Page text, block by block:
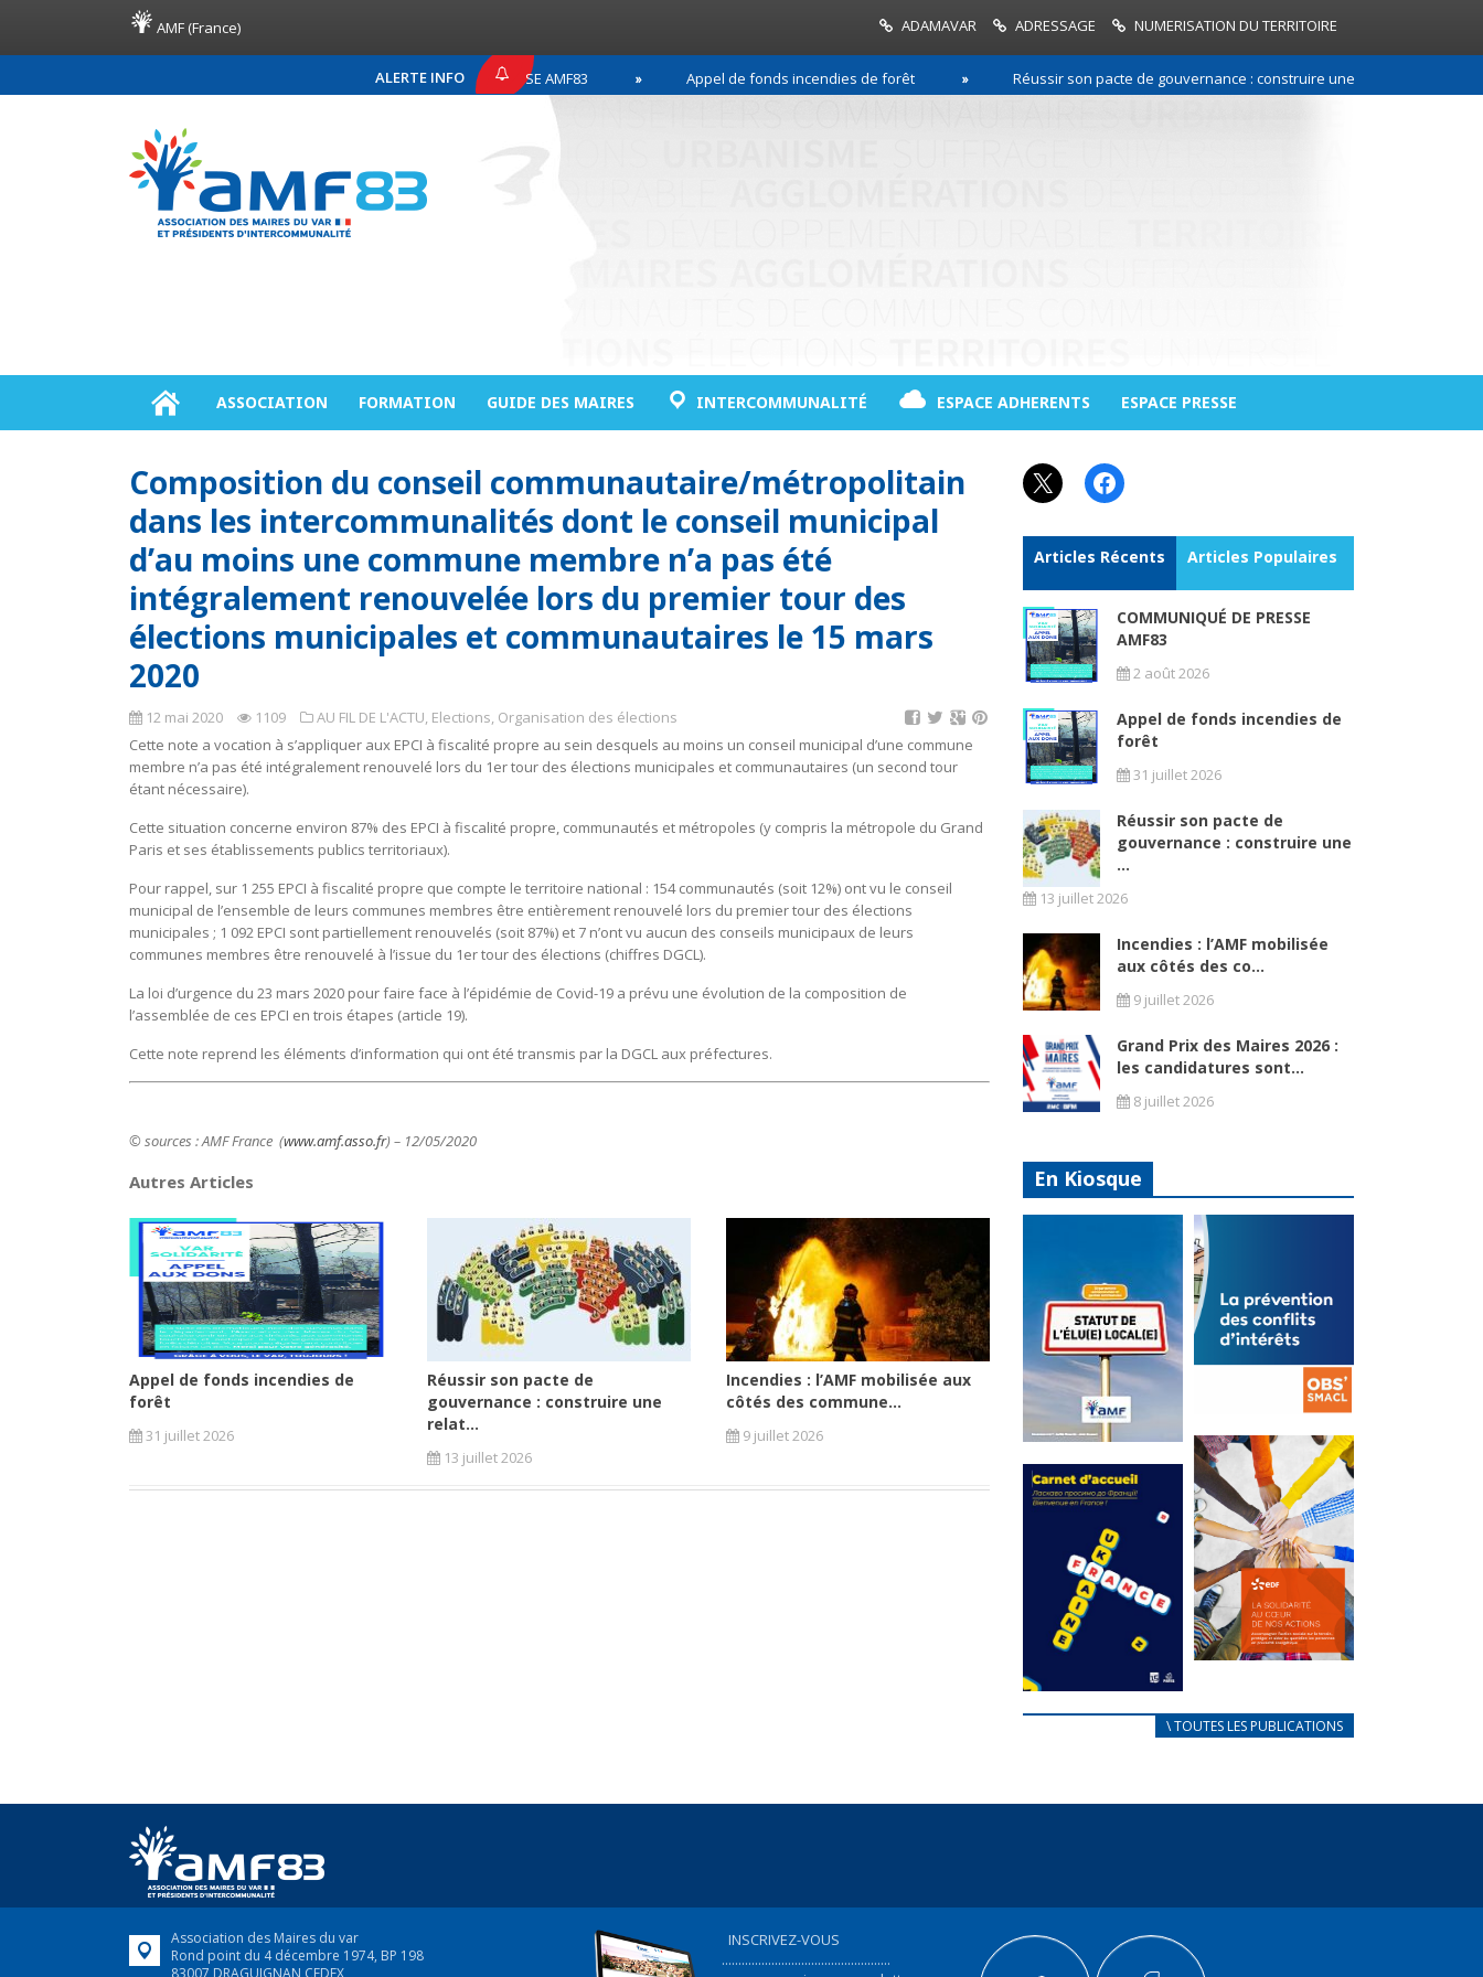
AMF (France) ADAMAVAR ADRESSAGE NUMERISATION DU TERRITOIRE
ALERTE INFO
COMMUNIQUÉ DE PRESSE AMF83 Appel de fonds incendies de forêt Réussir son pacte de gouvernance : construire une relation de
ASSOCIATION FORMATION GUIDE DES MAIRES INTERCOMMUNALITÉ ESPACE ADHERENTS ESPACE PRESSE
Composition du conseil communautaire/métropolitain
dans les intercommunalités dont le conseil municipal
d’au moins une commune membre n’a pas été
intégralement renouvelée lors du premier tour des
élections municipales et communautaires le 15 mars
2020
12 mai 2020 1109 AU FIL DE L'ACTU, Elections, Organisation des élections
Cette note a vocation à s’appliquer aux EPCI à fiscalité propre au sein desquels au moins un conseil municipal d’une commune
membre n’a pas été intégralement renouvelé lors du 1er tour des élections municipales et communautaires (un second tour
étant nécessaire).
Cette situation concerne environ 87% des EPCI à fiscalité propre, communautés et métropoles (y compris la métropole du Grand
Paris et ses établissements publics territoriaux).
Pour rappel, sur 1 255 EPCI à fiscalité propre que compte le territoire national : 154 communautés (soit 12%) ont vu le conseil
municipal de l’ensemble de leurs communes membres être entièrement renouvelé lors du premier tour des élections
municipales ; 1 092 EPCI sont partiellement renouvelés (soit 87%) et 7 n’ont vu aucun des conseils municipaux de leurs
communes membres être renouvelé à l’issue du 1er tour des élections (chiffres DGCL).
La loi d’urgence du 23 mars 2020 pour faire face à l’épidémie de Covid-19 a prévu une évolution de la composition de
l’assemblée de ces EPCI en trois étapes (article 19).
Cette note reprend les éléments d’information qui ont été transmis par la DGCL aux préfectures.
© sources : AMF France (www.amf.asso.fr) – 12/05/2020
Autres Articles
Appel de fonds incendies de
forêt
31 juillet 2026
Réussir son pacte de
gouvernance : construire une
relat...
13 juillet 2026
Incendies : l’AMF mobilisée aux
côtés des commune...
9 juillet 2026
X Facebook
Articles Récents Articles Populaires
COMMUNIQUÉ DE PRESSE
AMF83
2 août 2026
Appel de fonds incendies de
forêt
31 juillet 2026
Réussir son pacte de
gouvernance : construire une
...
13 juillet 2026
Incendies : l’AMF mobilisée
aux côtés des co...
9 juillet 2026
Grand Prix des Maires 2026 :
les candidatures sont...
8 juillet 2026
En Kiosque
Statut de
l’élu local
Mise à jour avril
2024
FEUILLETER
La
prévention
des conflits
d’intérêts
18 septembre 2023
FEUILLETER
au coeur de
nos actions
en France,...
FEUILLETER
\ TOUTES LES PUBLICATIONS
Association des Maires du var
Rond point du 4 décembre 1974, BP 198
83007 DRAGUIGNAN CEDEX
INSCRIVEZ-VOUS
...................................................